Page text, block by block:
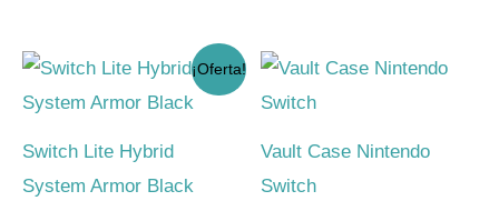
¡Oferta!
Switch Lite Hybrid
System Armor Black
El
original
$22.990.
El
precio
actual
$18.990.
Vault Case Nintendo
Switch